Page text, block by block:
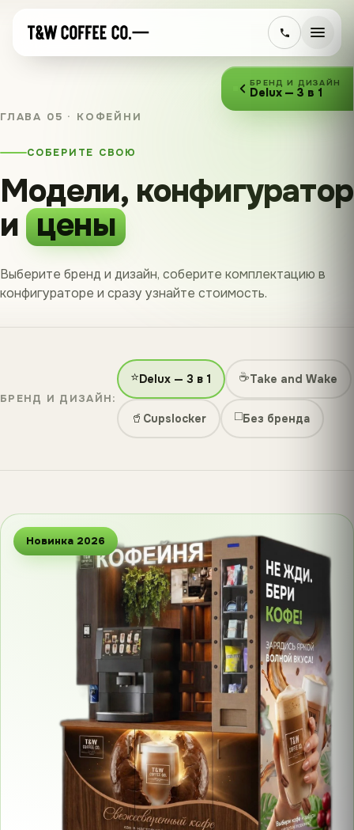
ГЛАВА 05 · КОФЕЙНИ
СОБЕРИТЕ СВОЮ
Модели, конфигуратор
и цены
Выберите бренд и дизайн, соберите комплектацию в
конфигураторе и сразу узнайте стоимость.
БРЕНД И ДИЗАЙН:
⭐Delux — 3 в 1 ☕Take and Wake
🥤 Cupslocker ◻️Без бренда
БРЕНД И ДИЗАЙН
Delux — 3 в 1
Новинка 2026